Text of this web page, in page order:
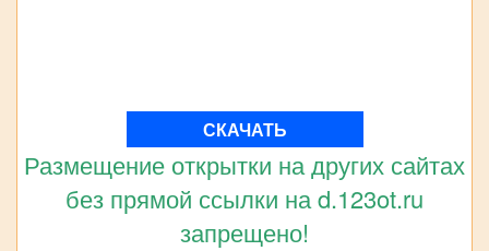
СКАЧАТЬ
Размещение открытки на других сайтах
без прямой ссылки на d.123ot.ru
запрещено!